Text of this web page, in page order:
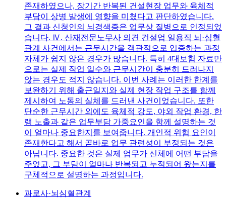
존재하였으나, 장기간 반복된 건설현장 업무와 육체적
부담이 상병 발생에 영향을 미쳤다고 판단하였습니다.
그 결과 신청인의 뇌경색증은 업무상 질병으로 인정되었
습니다. Ⅳ. 산재전문노무사 의견 건설업 일용직 뇌·심혈
관계 사건에서는 근무시간을 객관적으로 입증하는 과정
자체가 쉽지 않은 경우가 많습니다. 특히 4대보험 자료만
으로는 실제 작업 일수와 근무시간이 충분히 드러나지
않는 경우도 적지 않습니다. 이번 사례는 이러한 한계를
보완하기 위해 출근일지와 실제 현장 작업 구조를 함께
제시하여 노동의 실체를 드러낸 사건이었습니다. 또한
단순한 근무시간 외에도 육체적 강도, 야외 작업 환경, 한
랭 노출과 같은 업무부담 가중요인을 함께 설명하는 것
이 얼마나 중요한지를 보여줍니다. 개인적 위험 요인이
존재한다고 해서 곧바로 업무 관련성이 부정되는 것은
아닙니다. 중요한 것은 실제 업무가 신체에 어떤 부담을
주었고, 그 부담이 얼마나 반복되고 누적되어 왔는지를
구체적으로 설명하는 과정입니다.
과로사·뇌심혈관계